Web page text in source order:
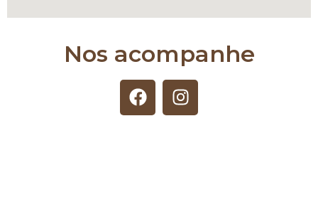
Nos acompanhe